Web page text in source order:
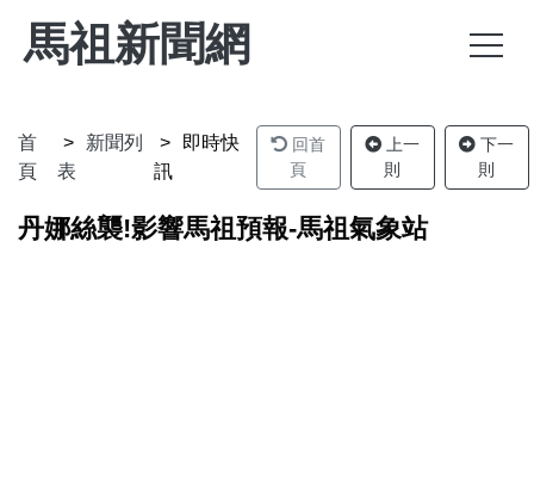
馬祖新聞網
首
頁
新聞列
表
即時快
訊
回首
頁
上一
則
下一
則
丹娜絲襲!影響馬祖預報-馬祖氣象站